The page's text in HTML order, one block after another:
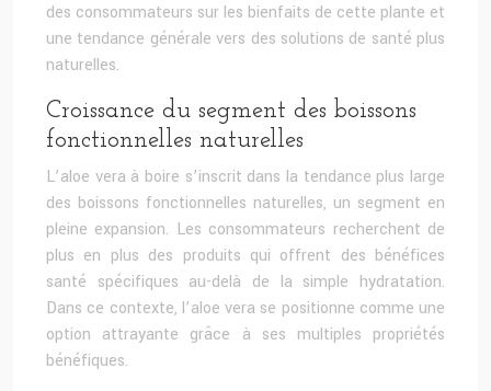
des consommateurs sur les bienfaits de cette plante et
une tendance générale vers des solutions de santé plus
naturelles.
Croissance du segment des boissons
fonctionnelles naturelles
L’aloe vera à boire s’inscrit dans la tendance plus large
des boissons fonctionnelles naturelles, un segment en
pleine expansion. Les consommateurs recherchent de
plus en plus des produits qui offrent des bénéfices
santé spécifiques au-delà de la simple hydratation.
Dans ce contexte, l’aloe vera se positionne comme une
option attrayante grâce à ses multiples propriétés
bénéfiques.